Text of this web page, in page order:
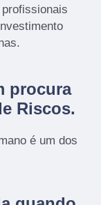
procura
Riscos.
é um dos